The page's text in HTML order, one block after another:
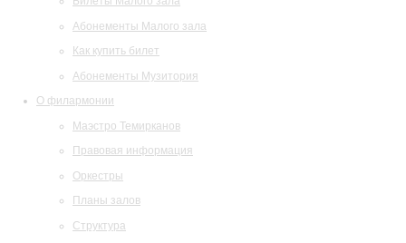
Абонементы Малого зала
Как купить билет
Абонементы Музитория
О филармонии
Маэстро Темирканов
Правовая информация
Оркестры
Планы залов
Структура